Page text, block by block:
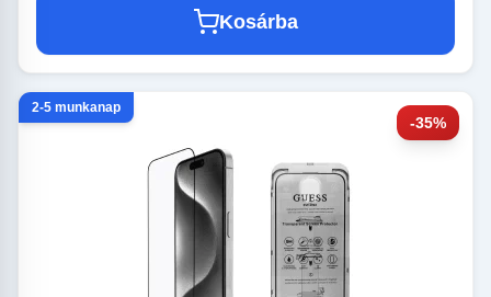
Kosárba
-35%
2-5 munkanap